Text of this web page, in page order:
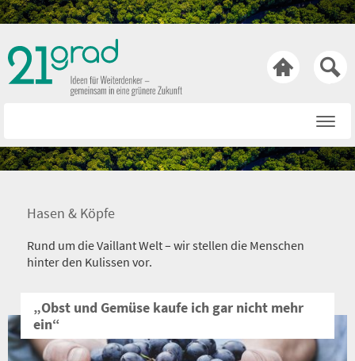

Rat & Tat
Bewusst & Sein
Netiquette
Hasen & Köpfe
Rund um die Vaillant Welt – wir stellen die Menschen
hinter den Kulissen vor.
„Obst und Gemüse kaufe ich gar nicht mehr
ein“